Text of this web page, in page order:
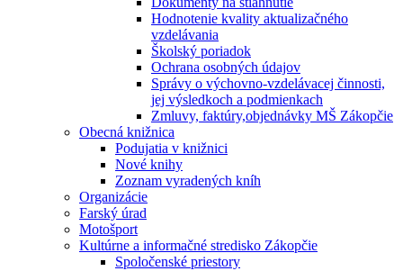
Hodnotenie kvality aktualizačného
vzdelávania
Školský poriadok
Ochrana osobných údajov
Správy o výchovno-vzdelávacej činnosti,
jej výsledkoch a podmienkach
Zmluvy, faktúry,objednávky MŠ Zákopčie
Obecná knižnica
Podujatia v knižnici
Nové knihy
Zoznam vyradených kníh
Organizácie
Farský úrad
Motošport
Kultúrne a informačné stredisko Zákopčie
Spoločenské priestory